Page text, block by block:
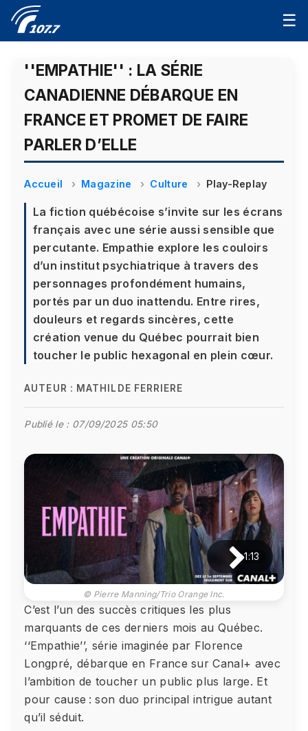
☰
''EMPATHIE'' : LA SÉRIE
CANADIENNE DÉBARQUE EN
FRANCE ET PROMET DE FAIRE
PARLER D’ELLE
Accueil Magazine Culture Play-Replay
La fiction québécoise s’invite sur les écrans
français avec une série aussi sensible que
percutante. Empathie explore les couloirs
d’un institut psychiatrique à travers des
personnages profondément humains,
portés par un duo inattendu. Entre rires,
douleurs et regards sincères, cette
création venue du Québec pourrait bien
toucher le public hexagonal en plein cœur.
AUTEUR : MATHILDE FERRIERE
Publié le : 07/09/2025 05:50
1:13
© Pierre Manning/Trio Orange Inc.
C’est l’un des succès critiques les plus
marquants de ces derniers mois au Québec.
‘‘Empathie’’, série imaginée par Florence
Longpré, débarque en France sur Canal+ avec
l’ambition de toucher un public plus large. Et
pour cause : son duo principal intrigue autant
qu’il séduit.